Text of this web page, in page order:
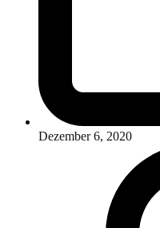
Dezember 6, 2020